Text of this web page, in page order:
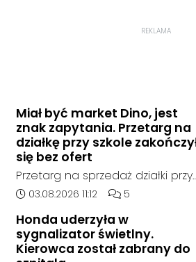
REKLAMA
Miał być market Dino, jest
znak zapytania. Przetarg na
działkę przy szkole
się bez ofert
Przetarg na sprzedaż działki przy
Zespole Szkół Technicznych i
Kędzierzynie-Koźlu zakończył się
bez rozstrzygnięcia. Mimo
Data dodania artykułu:
03.08.2026 11:12 Liczba komentarzy
5
Honda uderzyła w
sygnalizator świetlny.
Kierowca został zabrany do